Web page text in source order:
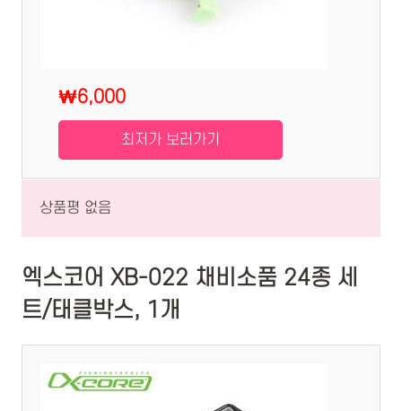
₩6,000
최저가 보러가기
상품평 없음
엑스코어 XB-022 채비소품 24종 세
트/태클박스, 1개